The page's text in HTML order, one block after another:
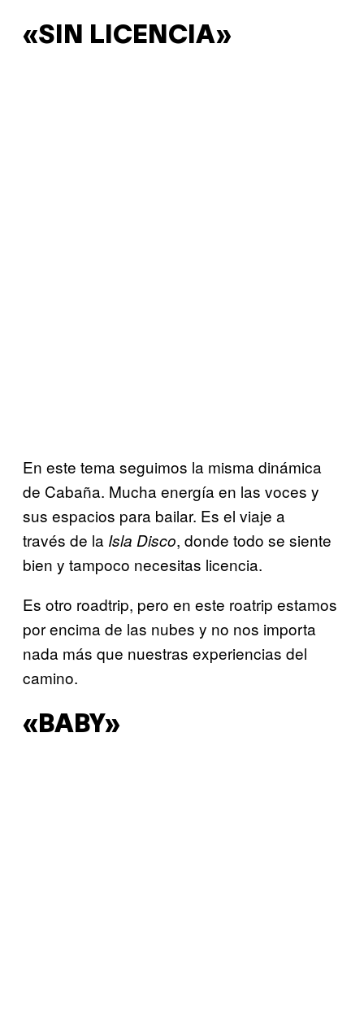
«SIN LICENCIA»
En este tema seguimos la misma dinámica
de Cabaña. Mucha energía en las voces y
sus espacios para bailar. Es el viaje a
través de la Isla Disco, donde todo se siente
bien y tampoco necesitas licencia.
Es otro roadtrip, pero en este roatrip estamos
por encima de las nubes y no nos importa
nada más que nuestras experiencias del
camino.
«BABY»